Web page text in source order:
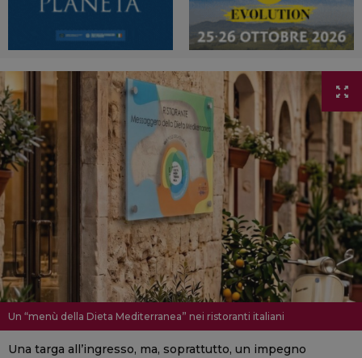
Un “menù della Dieta Mediterranea” nei ristoranti italiani
Una targa all’ingresso, ma, soprattutto, un impegno